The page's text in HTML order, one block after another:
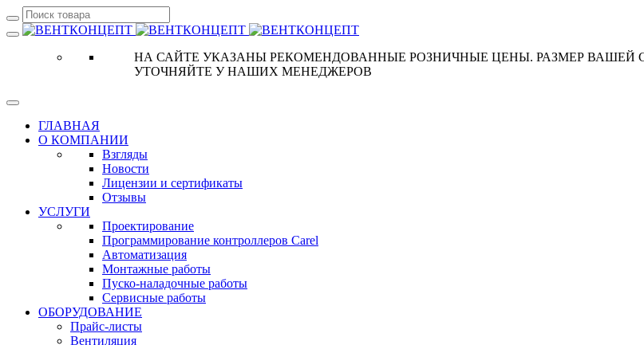
НА САЙТЕ УКАЗАНЫ РЕКОМЕНДОВАННЫЕ РОЗНИЧНЫЕ ЦЕНЫ. РАЗМЕР
УТОЧНЯЙТЕ У НАШИХ МЕНЕДЖЕРОВ
ГЛАВНАЯ
О КОМПАНИИ
Взгляды
Новости
Лицензии и сертификаты
Отзывы
УСЛУГИ
Проектирование
Программирование контроллеров Carel
Автоматизация
Монтажные работы
Пуско-наладочные работы
Сервисные работы
ОБОРУДОВАНИЕ
Прайс-листы
Вентиляция